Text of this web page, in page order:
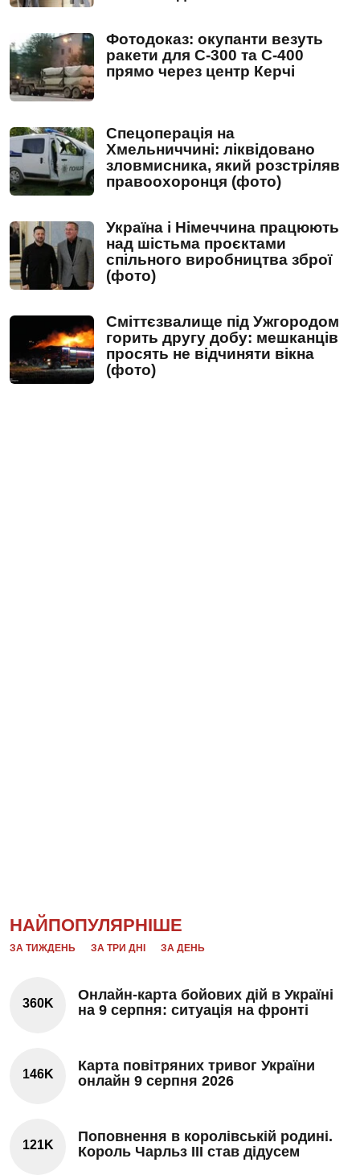
Фотодоказ: окупанти везуть
ракети для С-300 та С-400
прямо через центр Керчі
Спецоперація на
Хмельниччині: ліквідовано
зловмисника, який розстріляв
правоохоронця (фото)
Україна і Німеччина працюють
над шістьма проєктами
спільного виробництва зброї
(фото)
Сміттєзвалище під Ужгородом
горить другу добу: мешканців
просять не відчиняти вікна
(фото)
НАЙПОПУЛЯРНІШЕ
ЗА ТИЖДЕНЬ ЗА ТРИ ДНІ ЗА ДЕНЬ
360K
Онлайн-карта бойових дій в Україні
на 9 серпня: ситуація на фронті
146K
Карта повітряних тривог України
онлайн 9 серпня 2026
121K
Поповнення в королівській родині.
Король Чарльз III став дідусем